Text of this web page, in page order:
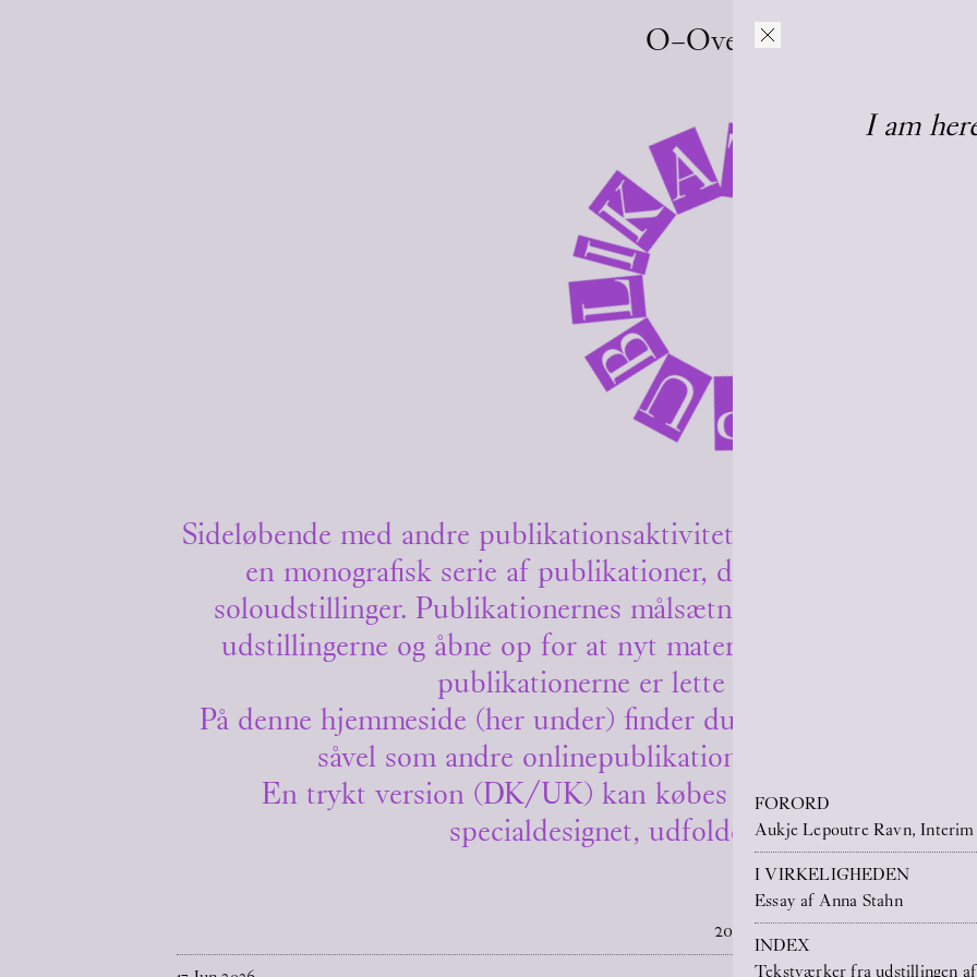
O–Overgaden
P
U
B
L
IK
E
R
Sideløbende med andre publikationsaktiviteter har O –
en monografisk serie af publikationer, der udgives i
soloudstillinger. Publikationernes målsætning er at udvide
udstillingerne og åbne op for at nyt materiale kan udspringe
publikationerne er lette at tilgå selv langvejs
På denne hjemmeside (her under) finder du en PDF-version af
såvel som andre onlinepublikationer, som du gratis
En trykt version (DK/UK) kan købes for 50 DKK i vores
specialdesignet, udfoldelig plakat som
2026
I am
FORORD
Aukje Lepoutre Ravn,
I VIRKELIGHEDEN
Essay af Anna Stahn
INDEX
Tekstværker fra udstillingen af